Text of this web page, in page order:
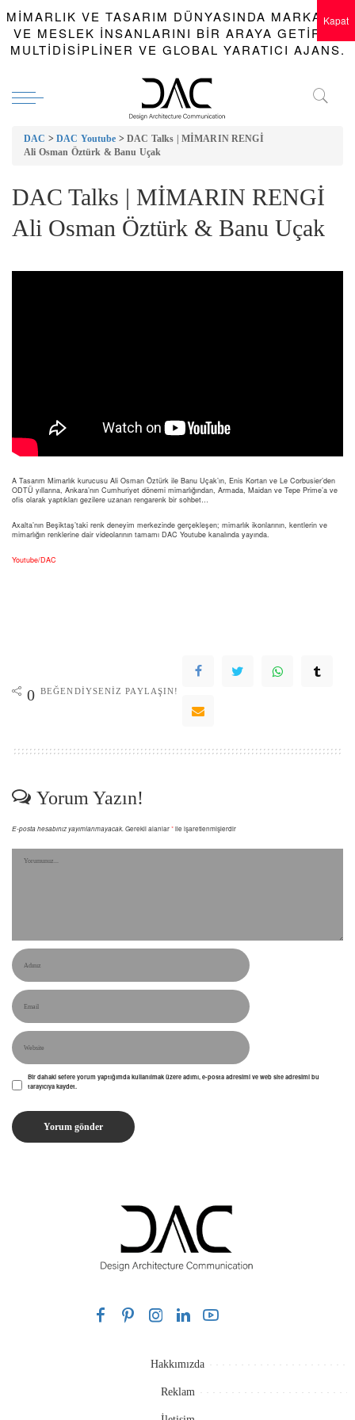
MIMARLIK VE TASARIM DÜNYASINDA MARKALAR
VE MESLEK INSANLARINI BIR ARAYA GETIREN
MULTIDISIPLINER VE GLOBAL YARATICI AJANS.
DAC > DAC Youtube >DAC Talks | MİMARIN RENGİ
Ali Osman Öztürk & Banu Uçak
DAC Talks | MİMARIN RENGİ
Ali Osman Öztürk & Banu Uçak
A Tasarım Mimarlık kurucusu Ali Osman Öztürk ile Banu Uçak’ın, Enis Kortan ve Le Corbusier’den
ODTÜ yıllarına, Ankara’nın Cumhuriyet dönemi mimarlığından, Armada, Maidan ve Tepe Prime’a ve
ofis olarak yaptıkları gezilere uzanan rengarenk bir sohbet…
Axalta’nın Beşiktaş’taki renk deneyim merkezinde gerçekleşen; mimarlık ikonlarının, kentlerin ve
mimarlığın renklerine dair videolarının tamamı DAC Youtube kanalında yayında.
Youtube/DAC
0 BEĞENDIYSENIZ PAYLAŞIN!
Yorum Yazın!
E-posta hesabınız yayımlanmayacak. Gerekli alanlar*ile işaretlenmişlerdir
Bir dahaki sefere yorum yaptığımda kullanılmak üzere adımı, e-posta adresimi ve web site adresimi bu
tarayıcıya kaydet.
Hakkımızda
Reklam
Kapat